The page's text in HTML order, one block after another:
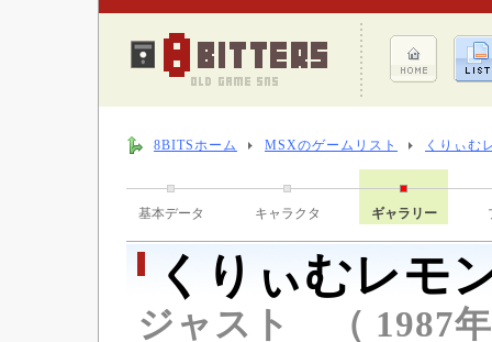
8BITSホーム MSXのゲームリスト くりぃむ
基本データ キャラクタ ギャラリー
くりぃむレモ
ジャスト （ 1987